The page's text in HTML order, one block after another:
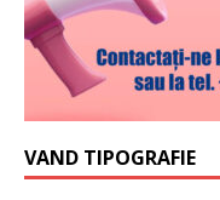
VAND TIPOGRAFIE